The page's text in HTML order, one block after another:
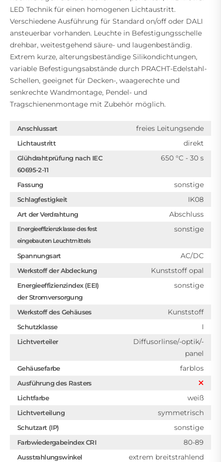
LED Technik für einen homogenen Lichtaustritt.
Verschiedene Ausführung für Standard on/off oder DALI
ansteuerbar vorhanden. Leuchte in Befestigungsschelle
drehbar, weitestgehend säure- und laugenbeständig.
Extrem kurze, alterungsbeständige Silikondichtungen,
variable Befestigungsabstände durch PRACHT-Edelstahl-
Schellen, geeignet für Decken-, waagerechte und
senkrechte Wandmontage, Pendel- und
Tragschienenmontage mit Zubehör möglich.
Anschlussart freies Leitungsende
Lichtaustritt direkt
Glühdrahtprüfung nach IEC
60695-2-11
650 °C - 30 s
Fassung sonstige
Schlagfestigkeit IK08
Art der Verdrahtung Abschluss
Energieeffizienzklasse des fest
eingebauten Leuchtmittels
sonstige
Spannungsart AC/DC
Werkstoff der Abdeckung Kunststoff opal
Energieeffizienzindex (EEI)
der Stromversorgung
sonstige
Werkstoff des Gehäuses Kunststoff
Schutzklasse I
Lichtverteiler
Diffusorlinse/-optik/-
panel
Gehäusefarbe farblos
Ausführung des Rasters
Lichtfarbe
weiß
Lichtverteilung symmetrisch
Schutzart (IP) sonstige
Farbwiedergabeindex CRI 80-89
Ausstrahlungswinkel
extrem breitstrahlend